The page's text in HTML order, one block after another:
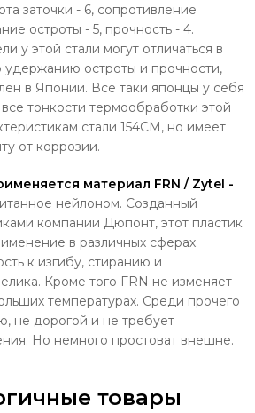
заточки - 6, сопротивление
остроты - 5, прочность - 4.
у этой стали могут отличаться в
остроты и прочности,
в Японии. Всё таки японцы у себя
тонкости термообработки этой
стали 154CM, но имеет
от коррозии.
материал FRN / Zytel -
нейлоном. Созданный
компании Дюпонт, этот пластик
в различных сферах.
к изгибу, стиранию и
Кроме того FRN не изменяет
температурах. Среди прочего
не дорогой и не требует
Но немного простоват внешне.
товары